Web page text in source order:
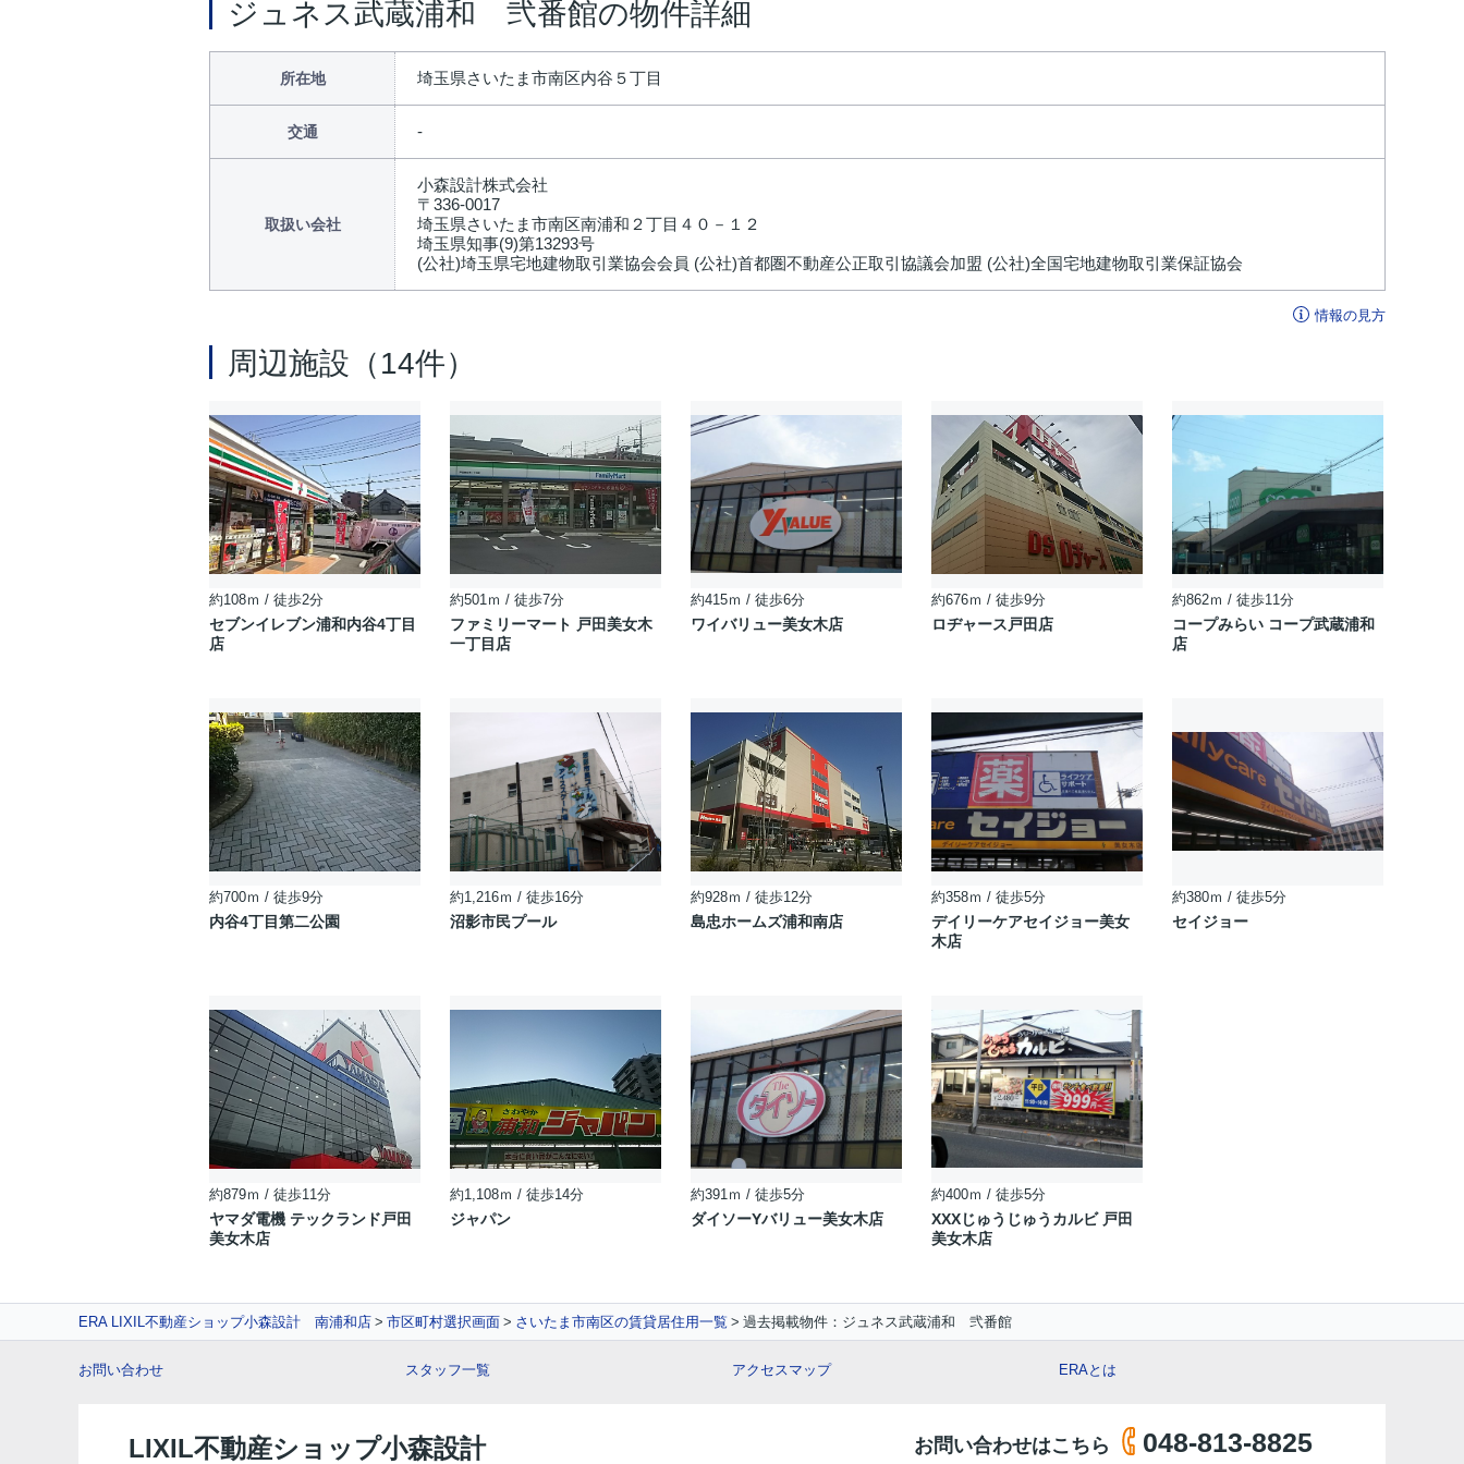
ジュネス武蔵浦和 弐番館の物件詳細
所在地 埼玉県さいたま市南区内谷５丁目
交通
取扱い会社
小森設計株式会社
〒336-0017
埼玉県さいたま市南区南浦和２丁目４０－１２
埼玉県知事(9)第13293号
(公社)埼玉県宅地建物取引業協会会員 (公社)首都圏不動産公正取引協議会加盟 (公社)全国宅地建物取引業保証協会
情報の見方
周辺施設（14件）
約108ｍ / 徒歩2分
セブンイレブン浦和内谷4丁目
店
約501ｍ / 徒歩7分
ファミリーマート 戸田美女木
一丁目店
約415ｍ / 徒歩6分
ワイバリュー美女木店
約676ｍ / 徒歩9分
ロヂャース戸田店
約862ｍ / 徒歩11分
コープみらい コープ武蔵浦和
店
約700ｍ / 徒歩9分
内谷4丁目第二公園
約1,216ｍ / 徒歩16分
沼影市民プール
約928ｍ / 徒歩12分
島忠ホームズ浦和南店
約358ｍ / 徒歩5分
デイリーケアセイジョー美女
木店
約380ｍ / 徒歩5分
セイジョー
約879ｍ / 徒歩11分
ヤマダ電機 テックランド戸田
美女木店
約1,108ｍ / 徒歩14分
ジャパン
約391ｍ / 徒歩5分
ダイソーYバリュー美女木店
約400ｍ / 徒歩5分
XXXじゅうじゅうカルビ 戸田
美女木店
ERA LIXIL不動産ショップ小森設計 南浦和店 市区町村選択画面 さいたま市南区の賃貸居住用一覧 過去掲載物件：ジュネス武蔵浦和 弐番館
お問い合わせ スタッフ一覧 アクセスマップ ERAとは
LIXIL不動産ショップ小森設計 お問い合わせはこちら 048-813-8825